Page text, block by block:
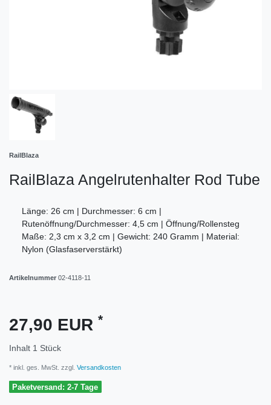
RailBlaza
RailBlaza Angelrutenhalter Rod Tube
Länge: 26 cm | Durchmesser: 6 cm |
Rutenöffnung/Durchmesser: 4,5 cm | Öffnung/Rollensteg
Maße: 2,3 cm x 3,2 cm | Gewicht: 240 Gramm | Material:
Nylon (Glasfaserverstärkt)
Artikelnummer 02-4118-11
27,90 EUR *
Inhalt 1 Stück
* inkl. ges. MwSt. zzgl. Versandkosten
Paketversand: 2-7 Tage